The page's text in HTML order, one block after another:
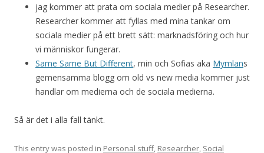
jag kommer att prata om sociala medier på Researcher.
Researcher kommer att fyllas med mina tankar om
sociala medier på ett brett sätt: marknadsföring och hur
vi människor fungerar.
Same Same But Different, min och Sofias aka Mymlans
gemensamma blogg om old vs new media kommer just
handlar om medierna och de sociala medierna.
Så är det i alla fall tänkt.
This entry was posted in Personal stuff, Researcher, Social